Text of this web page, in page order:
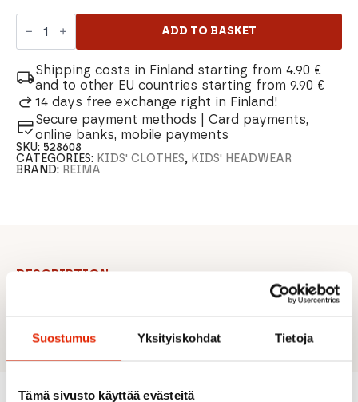
Suostumus Yksityiskohdat Tietoja
Tämä sivusto käyttää evästeitä
Reima
Hurmos
Hat
ADD TO BASKET
Shipping costs in Finland starting from 4.90 €
and to other EU countries starting from 9.90 €
14 days free exchange right in Finland!
Secure payment methods | Card payments,
online banks, mobile payments
SKU: 528608
CATEGORIES: KIDS' CLOTHES, KIDS' HEADWEAR
BRAND: REIMA
DESCRIPTION